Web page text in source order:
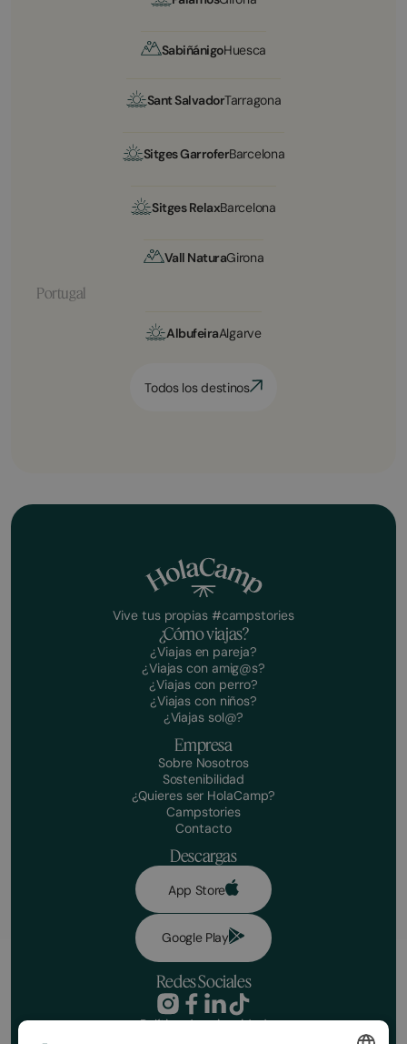
SabiñánigoHuesca
Sant SalvadorTarragona
Sitges GarroferBarcelona
Sitges RelaxBarcelona
Vall NaturaGirona
Portugal
AlbufeiraAlgarve
Todos los destinos
Vive tus propias #campstories
¿Cómo viajas?
¿Viajas en pareja?
¿Viajas con amig@s?
¿Viajas con perro?
¿Viajas con niños?
¿Viajas sol@?
Empresa
Sobre Nosotros
Sostenibilidad
¿Quieres ser HolaCamp?
Campstories
Contacto
Descargas
App Store
Google Play
Redes Sociales
Política de privacidad